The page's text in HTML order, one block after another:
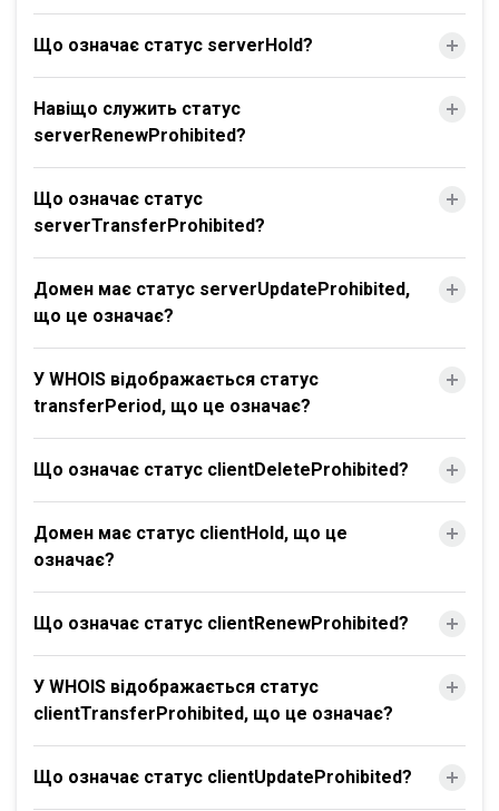
Що означає статус serverHold?
Навіщо служить статус
serverRenewProhibited?
Що означає статус
serverTransferProhibited?
Домен має статус serverUpdateProhibited,
що це означає?
У WHOIS відображається статус
transferPeriod, що це означає?
Що означає статус clientDeleteProhibited?
Домен має статус clientHold, що це
означає?
Що означає статус clientRenewProhibited?
У WHOIS відображається статус
clientTransferProhibited, що це означає?
Що означає статус clientUpdateProhibited?